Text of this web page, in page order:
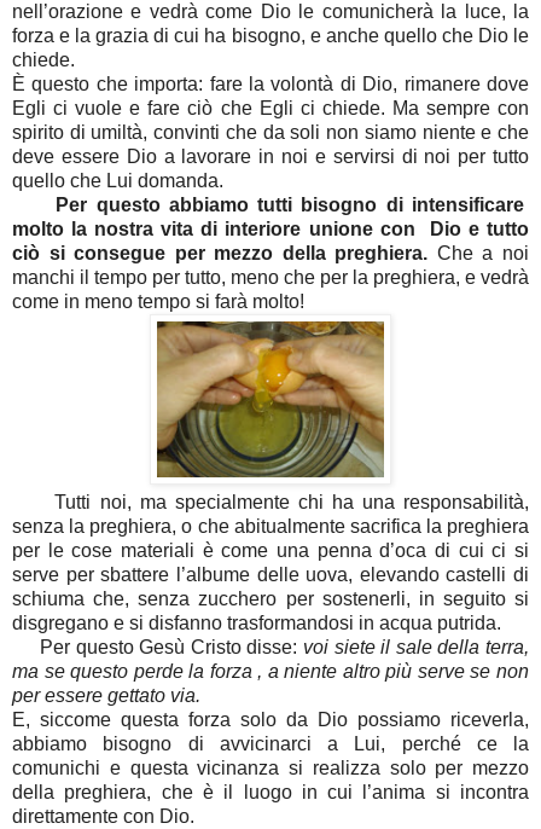
nell’orazione e vedrà come Dio le comunicherà la luce, la
forza e la grazia di cui ha bisogno, e anche quello che Dio le
chiede.
È questo che importa: fare la volontà di Dio, rimanere dove
Egli ci vuole e fare ciò che Egli ci chiede. Ma sempre con
spirito di umiltà, convinti che da soli non siamo niente e che
deve essere Dio a lavorare in noi e servirsi di noi per tutto
quello che Lui domanda.
Per questo abbiamo tutti bisogno di intensificare
molto la nostra vita di interiore unione con Dio e tutto
ciò si consegue per mezzo della preghiera. Che a noi
manchi il tempo per tutto, meno che per la preghiera, e vedrà
come in meno tempo si farà molto!
Tutti noi, ma specialmente chi ha una responsabilità,
senza la preghiera, o che abitualmente sacrifica la preghiera
per le cose materiali è come una penna d’oca di cui ci si
serve per sbattere l’albume delle uova, elevando castelli di
schiuma che, senza zucchero per sostenerli, in seguito si
disgregano e si disfanno trasformandosi in acqua putrida.
Per questo Gesù Cristo disse: voi siete il sale della terra,
ma se questo perde la forza , a niente altro più serve se non
per essere gettato via.
E, siccome questa forza solo da Dio possiamo riceverla,
abbiamo bisogno di avvicinarci a Lui, perché ce la
comunichi e questa vicinanza si realizza solo per mezzo
della preghiera, che è il luogo in cui l’anima si incontra
direttamente con Dio.